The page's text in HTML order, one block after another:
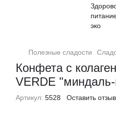
Полезные сладости
Конфета с
VERDE
Артикул: 5528 Оставить отзыв